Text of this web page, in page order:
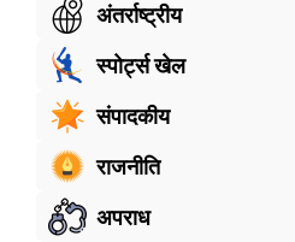
अंतर्राष्ट्रीय
स्पोर्ट्स खेल
संपादकीय
राजनीति
अपराध